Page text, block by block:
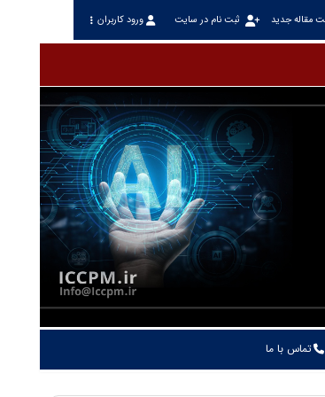
مقاله جدید ثبت نام در سایت ورود کاربران
تماس با ما